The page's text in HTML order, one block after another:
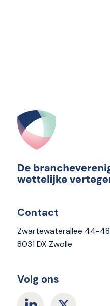
Contact
Zwartewaterallee 44-48
8031 DX Zwolle
Volg ons